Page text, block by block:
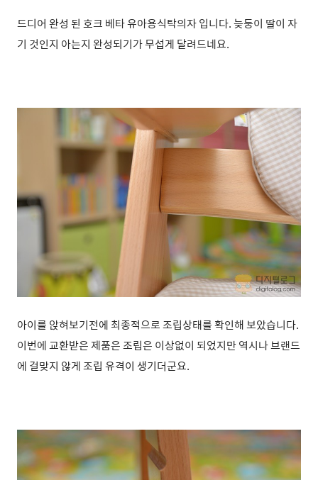
드디어 완성 된 호크 베타 유아용식탁의자 입니다. 늦둥이 딸이 자
기 것인지 아는지 완성되기가 무섭게 달려드네요.
아이를 앉혀보기전에 최종적으로 조립상태를 확인해 보았습니다.
이번에 교환받은 제품은 조립은 이상없이 되었지만 역시나 브랜드
에 걸맞지 않게 조립 유격이 생기더군요.